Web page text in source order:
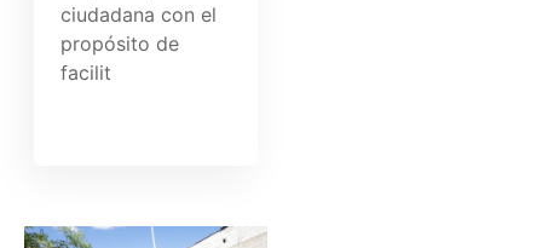
ciudadana con el
propósito de
facilit